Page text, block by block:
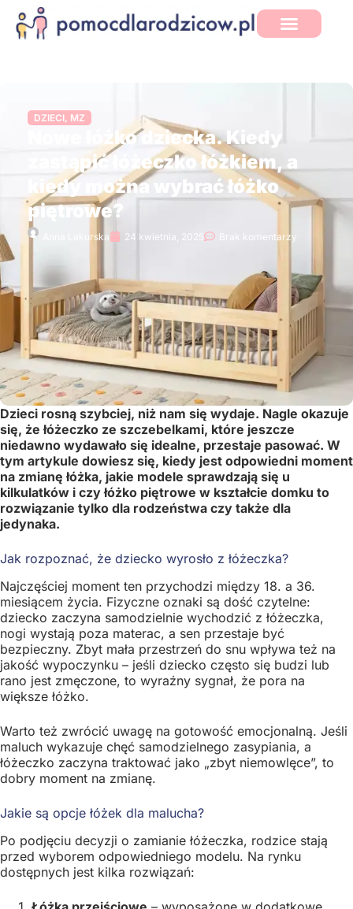
DZIECI, MZ
Nowe łóżko dziecka. Kiedy
zastąpić łóżeczko łóżkiem, a
kiedy można wybrać łóżko
piętrowe?
Anna Lakurska 24 kwietnia, 2025 Brak komentarzy
Dzieci rosną szybciej, niż nam się wydaje. Nagle okazuje
się, że łóżeczko ze szczebelkami, które jeszcze
niedawno wydawało się idealne, przestaje pasować. W
tym artykule dowiesz się, kiedy jest odpowiedni moment
na zmianę łóżka, jakie modele sprawdzają się u
kilkulatków i czy łóżko piętrowe w kształcie domku to
rozwiązanie tylko dla rodzeństwa czy także dla
jedynaka.
Jak rozpoznać, że dziecko wyrosło z łóżeczka?
Najczęściej moment ten przychodzi między 18. a 36.
miesiącem życia. Fizyczne oznaki są dość czytelne:
dziecko zaczyna samodzielnie wychodzić z łóżeczka,
nogi wystają poza materac, a sen przestaje być
bezpieczny. Zbyt mała przestrzeń do snu wpływa też na
jakość wypoczynku – jeśli dziecko często się budzi lub
rano jest zmęczone, to wyraźny sygnał, że pora na
większe łóżko.
Warto też zwrócić uwagę na gotowość emocjonalną. Jeśli
maluch wykazuje chęć samodzielnego zasypiania, a
łóżeczko zaczyna traktować jako „zbyt niemowlęce”, to
dobry moment na zmianę.
Jakie są opcje łóżek dla malucha?
Po podjęciu decyzji o zamianie łóżeczka, rodzice stają
przed wyborem odpowiedniego modelu. Na rynku
dostępnych jest kilka rozwiązań: